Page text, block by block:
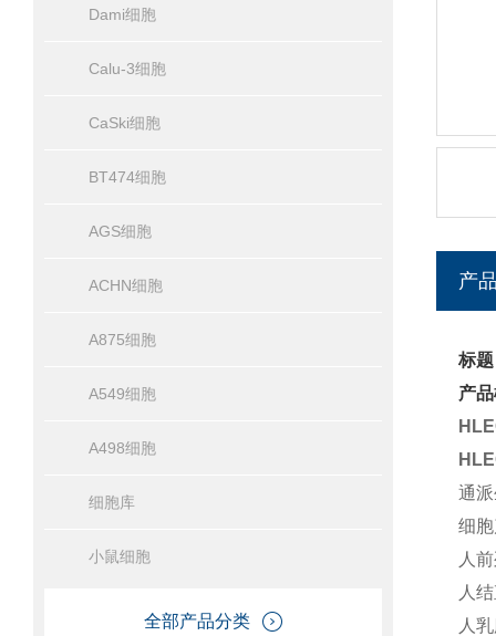
Dami细胞
Calu-3细胞
CaSki细胞
BT474细胞
AGS细胞
ACHN细胞
A875细胞
A549细胞
A498细胞
细胞库
小鼠细胞
全部产品分类
产
标
产
通
细
人
人
人